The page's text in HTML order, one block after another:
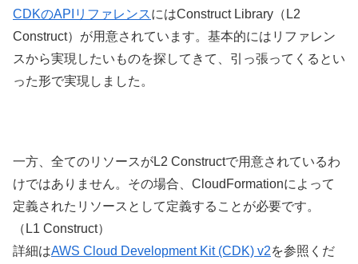
CDKのAPIリファレンスにはConstruct Library（L2
Construct）が用意されています。基本的にはリファレン
スから実現したいものを探してきて、引っ張ってくるとい
った形で実現しました。
一方、全てのリソースがL2 Constructで用意されているわ
けではありません。その場合、CloudFormationによって
定義されたリソースとして定義することが必要です。
（L1 Construct）
詳細はAWS Cloud Development Kit (CDK) v2を参照くだ